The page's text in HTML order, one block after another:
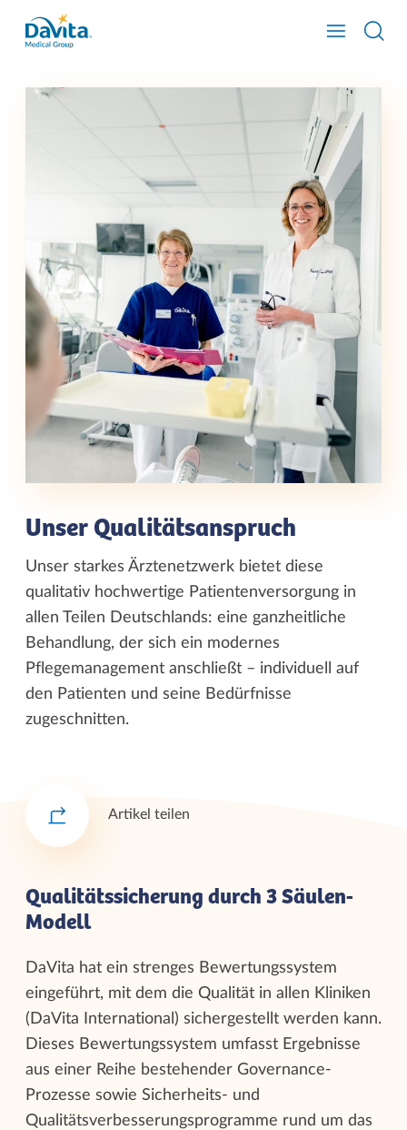
Unser Qualitätsanspruch
Unser starkes Ärztenetzwerk bietet diese
qualitativ hochwertige Patientenversorgung in
allen Teilen Deutschlands: eine ganzheitliche
Behandlung, der sich ein modernes
Pflegemanagement anschließt – individuell auf
den Patienten und seine Bedürfnisse
zugeschnitten.
Artikel teilen
Qualitätssicherung durch 3 Säulen-
Modell
DaVita hat ein strenges Bewertungssystem
eingeführt, mit dem die Qualität in allen Kliniken
(DaVita International) sichergestellt werden kann.
Dieses Bewertungssystem umfasst Ergebnisse
aus einer Reihe bestehender Governance-
Prozesse sowie Sicherheits- und
Qualitätsverbesserungsprogramme rund um das